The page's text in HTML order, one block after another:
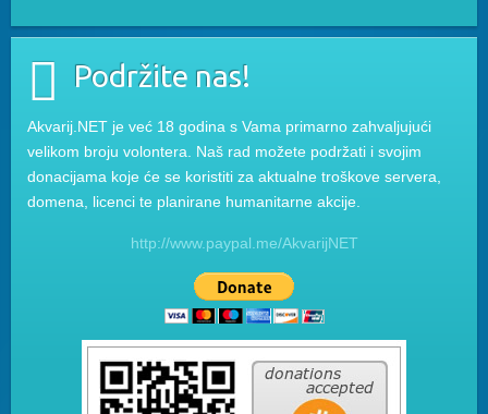
Podržite nas!
Akvarij.NET je već 18 godina s Vama primarno zahvaljujući
velikom broju volontera. Naš rad možete podržati i svojim
donacijama koje će se koristiti za aktualne troškove servera,
domena, licenci te planirane humanitarne akcije.
http://www.paypal.me/AkvarijNET